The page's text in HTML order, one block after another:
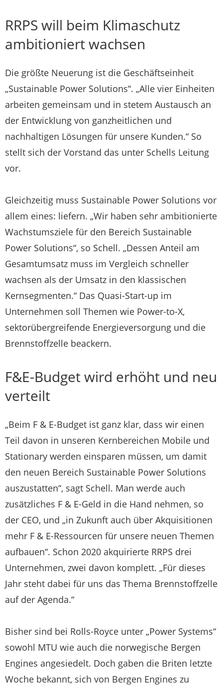
RRPS will beim Klimaschutz
ambitioniert wachsen
Die größte Neuerung ist die Geschäftseinheit
„Sustainable Power Solutions“. „Alle vier Einheiten
arbeiten gemeinsam und in stetem Austausch an
der Entwicklung von ganzheitlichen und
nachhaltigen Lösungen für unsere Kunden.“ So
stellt sich der Vorstand das unter Schells Leitung
vor.
Gleichzeitig muss Sustainable Power Solutions vor
allem eines: liefern. „Wir haben sehr ambitionierte
Wachstumsziele für den Bereich Sustainable
Power Solutions“, so Schell. „Dessen Anteil am
Gesamtumsatz muss im Vergleich schneller
wachsen als der Umsatz in den klassischen
Kernsegmenten.“ Das Quasi-Start-up im
Unternehmen soll Themen wie Power-to-X,
sektorübergreifende Energieversorgung und die
Brennstoffzelle beackern.
F&E-Budget wird erhöht und neu
verteilt
„Beim F & E-Budget ist ganz klar, dass wir einen
Teil davon in unseren Kernbereichen Mobile und
Stationary werden einsparen müssen, um damit
den neuen Bereich Sustainable Power Solutions
auszustatten“, sagt Schell. Man werde auch
zusätzliches F & E-Geld in die Hand nehmen, so
der CEO, und „in Zukunft auch über Akquisitionen
mehr F & E-Ressourcen für unsere neuen Themen
aufbauen“. Schon 2020 akquirierte RRPS drei
Unternehmen, zwei davon komplett. „Für dieses
Jahr steht dabei für uns das Thema Brennstoffzelle
auf der Agenda.“
Bisher sind bei Rolls-Royce unter „Power Systems“
sowohl MTU wie auch die norwegische Bergen
Engines angesiedelt. Doch gaben die Briten letzte
Woche bekannt, sich von Bergen Engines zu